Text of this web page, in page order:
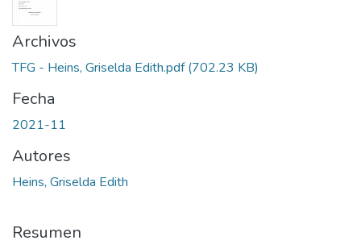
Archivos
TFG - Heins, Griselda Edith.pdf(702.23 KB)
Fecha
2021-11
Autores
Heins, Griselda Edith
Resumen